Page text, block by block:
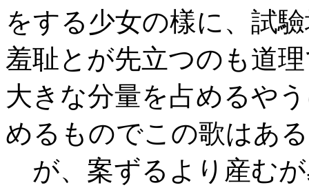
をする少女の樣に、試
羞耻とが先立つのも道
大きな分量を占めるや
めるものでこの歌はあ
が、案ずるより産む